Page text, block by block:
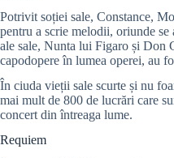
Potrivit soției sale, Constance,
pentru a scrie melodii, oriunde
ale sale, Nunta lui Figaro și Don
capodopere în lumea operei, au
În ciuda vieții sale scurte și nu
mai mult de 800 de lucrări care
concert din întreaga lume.
Requiem